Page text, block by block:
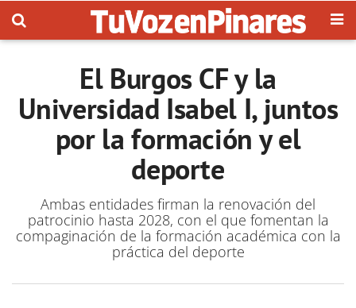
El Burgos CF y la
Universidad Isabel I, juntos
por la formación y el
deporte
Ambas entidades firman la renovación del
patrocinio hasta 2028, con el que fomentan la
compaginación de la formación académica con la
práctica del deporte